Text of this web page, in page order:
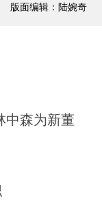
版面编辑：陆婉奇
中森为新董